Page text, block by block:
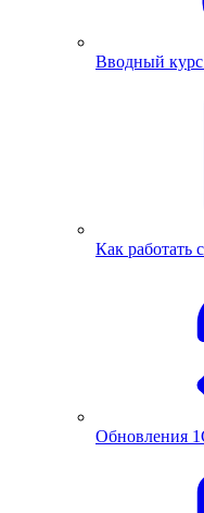
Вводный курс
Как работать
Обновления